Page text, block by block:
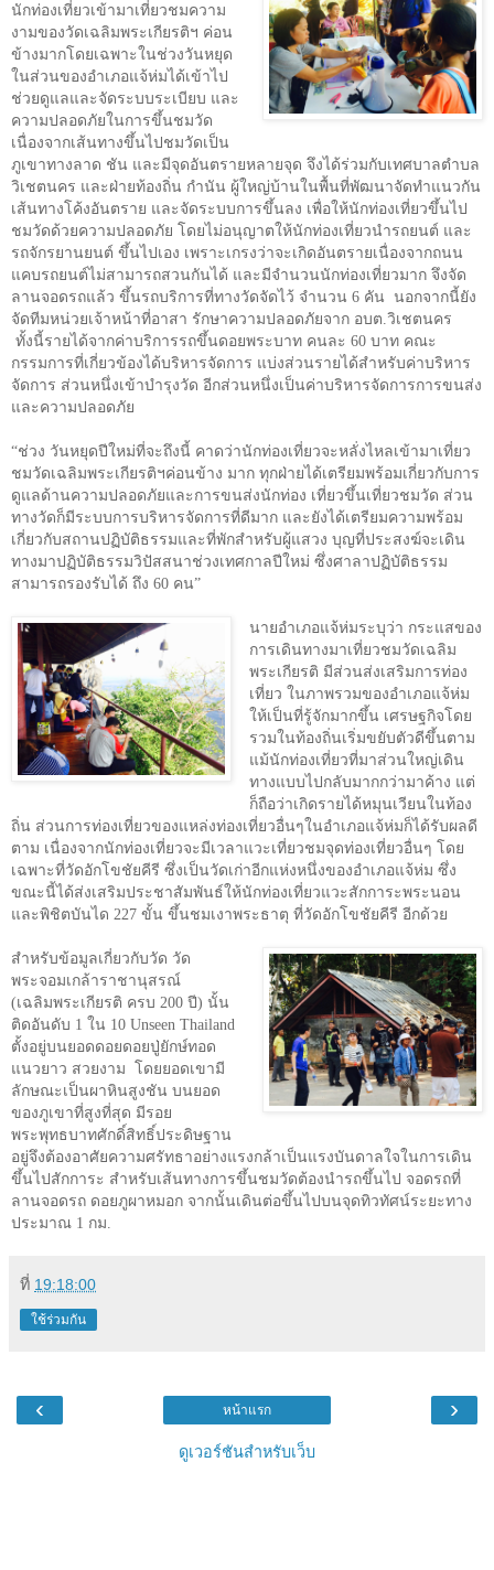
นักท่องเที่ยวเข้ามาเที่ยวชมความ
งามของวัดเฉลิมพระเกียรติฯ ค่อน
ข้างมากโดยเฉพาะในช่วงวันหยุด
ในส่วนของอำเภอแจ้ห่มได้เข้าไป
ช่วยดูแลและจัดระบบระเบียบ และ
ความปลอดภัยในการขึ้นชมวัด
เนื่องจากเส้นทางขึ้นไปชมวัดเป็น
ภูเขาทางลาด ชัน และมีจุดอันตรายหลายจุด จึงได้ร่วมกับเทศบาลตำบล
วิเชตนคร และฝ่ายท้องถิ่น กำนัน ผู้ใหญ่บ้านในพื้นที่พัฒนาจัดทำแนวกัน
เส้นทางโค้งอันตราย และจัดระบบการขึ้นลง เพื่อให้นักท่องเที่ยวขึ้นไป
ชมวัดด้วยความปลอดภัย โดยไม่อนุญาตให้นักท่องเที่ยวนำรถยนต์ และ
รถจักรยานยนต์ ขึ้นไปเอง เพราะเกรงว่าจะเกิดอันตรายเนื่องจากถนน
แคบรถยนต์ไม่สามารถสวนกันได้ และมีจำนวนนักท่องเที่ยวมาก จึงจัด
ลานจอดรถแล้ว ขึ้นรถบริการที่ทางวัดจัดไว้ จำนวน 6 คัน นอกจากนี้ยัง
จัดทีมหน่วยเจ้าหน้าที่อาสา รักษาความปลอดภัยจาก อบต.วิเชตนคร
ทั้งนี้รายได้จากค่าบริการรถขึ้นดอยพระบาท คนละ 60 บาท คณะ
กรรมการที่เกี่ยวข้องได้บริหารจัดการ แบ่งส่วนรายได้สำหรับค่าบริหาร
จัดการ ส่วนหนึ่งเข้าบำรุงวัด อีกส่วนหนึ่งเป็นค่าบริหารจัดการการขนส่ง
และความปลอดภัย
“ช่วง วันหยุดปีใหม่ที่จะถึงนี้ คาดว่านักท่องเที่ยวจะหลั่งไหลเข้ามาเที่ยว
ชมวัดเฉลิมพระเกียรติฯค่อนข้าง มาก ทุกฝ่ายได้เตรียมพร้อมเกี่ยวกับการ
ดูแลด้านความปลอดภัยและการขนส่งนักท่อง เที่ยวขึ้นเที่ยวชมวัด ส่วน
ทางวัดก็มีระบบการบริหารจัดการที่ดีมาก และยังได้เตรียมความพร้อม
เกี่ยวกับสถานปฏิบัติธรรมและที่พักสำหรับผู้แสวง บุญที่ประสงฆ์จะเดิน
ทางมาปฏิบัติธรรมวิปัสสนาช่วงเทศกาลปีใหม่ ซึ่งศาลาปฏิบัติธรรม
สามารถรองรับได้ ถึง 60 คน”
นายอำเภอแจ้ห่มระบุว่า กระแสของ
การเดินทางมาเที่ยวชมวัดเฉลิม
พระเกียรติ มีส่วนส่งเสริมการท่อง
เที่ยว ในภาพรวมของอำเภอแจ้ห่ม
ให้เป็นที่รู้จักมากขึ้น เศรษฐกิจโดย
รวมในท้องถิ่นเริ่มขยับตัวดีขึ้นตาม
แม้นักท่องเที่ยวที่มาส่วนใหญ่เดิน
ทางแบบไปกลับมากกว่ามาค้าง แต่
ก็ถือว่าเกิดรายได้หมุนเวียนในท้อง
ถิ่น ส่วนการท่องเที่ยวของแหล่งท่องเที่ยวอื่นๆในอำเภอแจ้ห่มก็ได้รับผลดี
ตาม เนื่องจากนักท่องเที่ยวจะมีเวลาแวะเที่ยวชมจุดท่องเที่ยวอื่นๆ โดย
เฉพาะที่วัดอักโขชัยคีรี ซึ่งเป็นวัดเก่าอีกแห่งหนึ่งของอำเภอแจ้ห่ม ซึ่ง
ขณะนี้ได้ส่งเสริมประชาสัมพันธ์ให้นักท่องเที่ยวแวะสักการะพระนอน
และพิชิตบันได 227 ขั้น ขึ้นชมเงาพระธาตุ ที่วัดอักโขชัยคีรี อีกด้วย
สำหรับข้อมูลเกี่ยวกับวัด วัด
พระจอมเกล้าราชานุสรณ์
(เฉลิมพระเกียรติ ครบ 200 ปี) นั้น
ติดอันดับ 1 ใน 10 Unseen Thailand
ตั้งอยู่บนยอดดอยดอยปู่ยักษ์ทอด
แนวยาว สวยงาม
โดยยอดเขามี
ลักษณะเป็นผาหินสูงชัน บนยอด
ของภูเขาที่สูงที่สุด มีรอย
พระพุทธบาทศักดิ์สิทธิ์ประดิษฐาน
อยู่จึงต้องอาศัยความศรัทธาอย่างแรงกล้าเป็นแรงบันดาลใจในการเดิน
ขึ้นไปสักการะ สำหรับเส้นทางการขึ้นชมวัดต้องนำรถขึ้นไป จอดรถที่
ลานจอดรถ ดอยภูผาหมอก จากนั้นเดินต่อขึ้นไปบนจุดทิวทัศน์ระยะทาง
ประมาณ 1 กม
ที่ 19:18:00
ใช้ร่วมกัน
‹ ›
หน้าแรก
ดูเวอร์ชันสำหรับเว็บ